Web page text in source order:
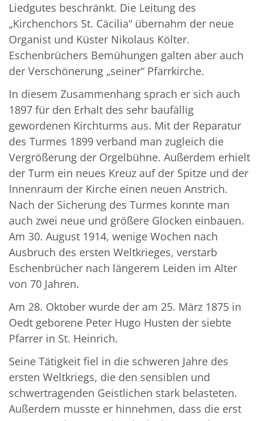
Liedgutes beschränkt. Die Leitung des
„Kirchenchors St. Cäcilia“ übernahm der neue
Organist und Küster Nikolaus Költer.
Eschenbrüchers Bemühungen galten aber auch
der Verschönerung „seiner“ Pfarrkirche.
In diesem Zusammenhang sprach er sich auch
1897 für den Erhalt des sehr baufällig
gewordenen Kirchturms aus. Mit der Reparatur
des Turmes 1899 verband man zugleich die
Vergrößerung der Orgelbühne. Außerdem erhielt
der Turm ein neues Kreuz auf der Spitze und der
Innenraum der Kirche einen neuen Anstrich.
Nach der Sicherung des Turmes konnte man
auch zwei neue und größere Glocken einbauen.
Am 30. August 1914, wenige Wochen nach
Ausbruch des ersten Weltkrieges, verstarb
Eschenbrücher nach längerem Leiden im Alter
von 70 Jahren.
Am 28. Oktober wurde der am 25. März 1875 in
Oedt geborene Peter Hugo Husten der siebte
Pfarrer in St. Heinrich.
Seine Tätigkeit fiel in die schweren Jahre des
ersten Welt­kriegs, die den sensiblen und
schwertragenden Geistlichen stark belasteten.
Außerdem musste er hinnehmen, dass die erst